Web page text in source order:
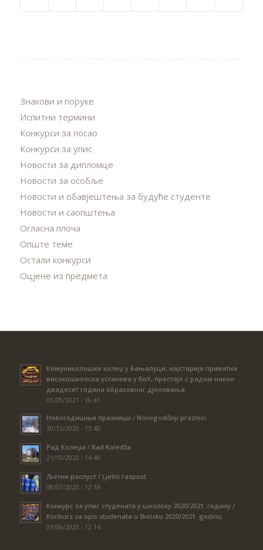
Знакови и поруке
Испитни термини
Конкурси за посао
Конкурси за упис
Новости за дипломце
Новости за особље
Новости и обавјештења за будуће студенте
Новости и саопштења
Огласна плоча
Опште теме
Остали конкурси
Оцјене из предмета
Комуниколошки колеџ у Бањалуци, најстарија приватна
високошколска установа у БиХ, престаје с радом након
двадесет година образовног дјеловања
05/05/2021 - 16:41
Новогодишњи празници / Novogodišnji praznici
30/12/2020 - 13:40
Рад Колеџа / Rad Koledža
21/10/2020 - 14:40
Љетни распуст / Ljetni raspust
08/07/2020 - 12:18
Конкурс за упис студената у школску 2020/2021. годину /
Konkurs za upis studenata u školsku 2020/2021. godinu
03/06/2020 - 12:14